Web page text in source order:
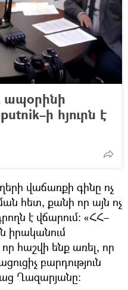
ապօրինի
հյուրն է
վաճառքի գինը ոչ
հետ, քանի որ այն ոչ
է վճարում։ «ՀՀ–
իրականում
հաշվի ենք առել, որ
բարդություն
Ղազարյանը։